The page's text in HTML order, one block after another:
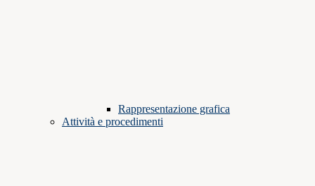
Rappresentazione grafica
Attività e procedimenti